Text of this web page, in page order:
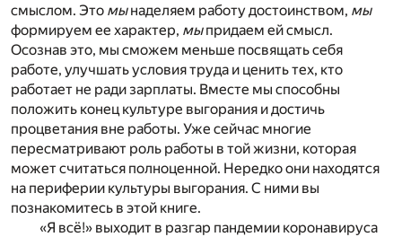
смыслом. Это мынаделяем работу достоинством, мы
формируем ее характер, мыпридаем ей смысл.
Осознав это, мы сможем меньше посвящать себя
работе, улучшать условия труда и ценить тех, кто
работает не ради зарплаты. Вместе мы способны
положить конец культуре выгорания и достичь
процветания вне работы. Уже сейчас многие
пересматривают роль работы в той жизни, которая
может считаться полноценной. Нередко они находятся
на периферии культуры выгорания. С ними вы
познакомитесь в этой книге.
«Я всё!» выходит в разгар пандемии коронавируса